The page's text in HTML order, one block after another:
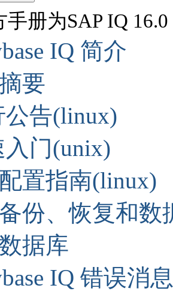
手册为SAP IQ
IQ 简介
要
公告(linux)
门(unix)
置指南(linux)
份、恢复和数
据库
IQ 错误消息